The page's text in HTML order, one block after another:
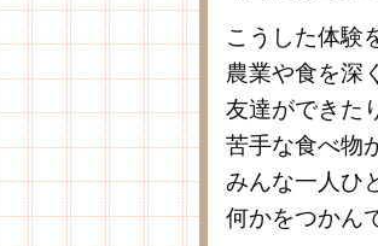
こうした体験
農業や食を深
友達ができた
苦手な食べ物
みんな一人ひ
何かをつかん